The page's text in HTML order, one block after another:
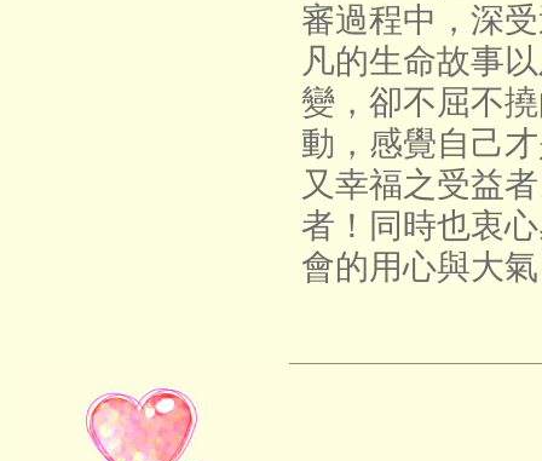
審過程中，深
凡的生命故事
變，卻不屈不
動，感覺自己
又幸福之受益
者！同時也衷
會的用心與大